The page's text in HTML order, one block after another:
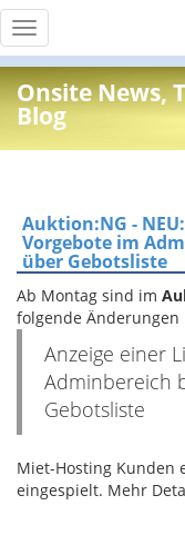
Toggle
navigation
Onsite News,
Blog
Auktion:NG -
Vorgebote im
über Gebotsliste
Ab Montag sind im
folgende
Anzeige einer
Adminbereich
Gebotsliste
Miet-Hosting Kunden
eingespielt. Mehr